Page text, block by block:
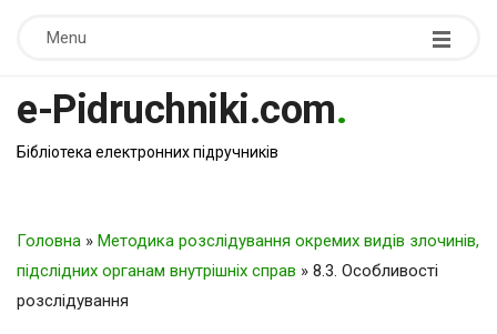
Menu
e-Pidruchniki.com.
Бібліотека електронних підручників
Головна » Методика розслідування окремих видів злочинів,
підслідних органам внутрішніх справ » 8.3. Особливості
розслідування